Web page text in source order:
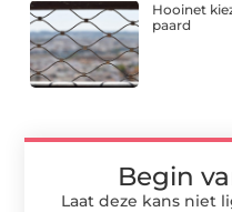
Hooinet
paard
Begin
Laat deze kans niet